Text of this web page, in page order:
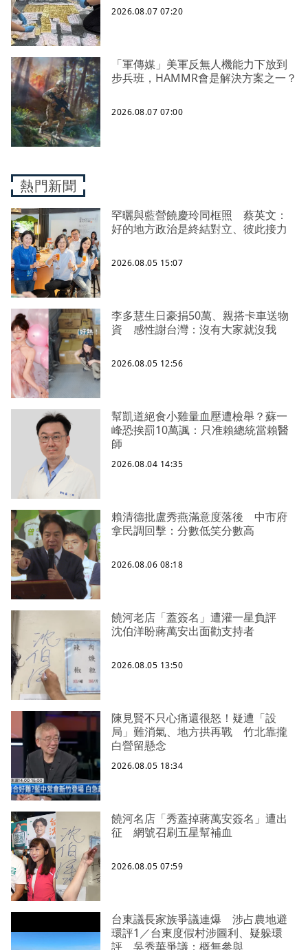
2026.08.07 07:20
「軍傳媒」美軍反無人機能力下放到
步兵班，HAMMR會是解決方案之一？
2026.08.07 07:00
熱門新聞
罕曬與藍營饒慶玲同框照 蔡英文：
好的地方政治是終結對立、彼此接力
2026.08.05 15:07
李多慧生日豪捐50萬、親搭卡車送物
資 感性謝台灣：沒有大家就沒我
2026.08.05 12:56
幫凱道絕食小雞量血壓遭檢舉？蘇一
峰恐挨罰10萬諷：只准賴總統當賴醫
師
2026.08.04 14:35
賴清德批盧秀燕滿意度落後 中市府
拿民調回擊：分數低笑分數高
2026.08.06 08:18
饒河老店「蓋簽名」遭灌一星負評
沈伯洋盼蔣萬安出面勸支持者
2026.08.05 13:50
陳見賢不只心痛還很怒！疑遭「設
局」難消氣、地方拱再戰 竹北靠攏
白營留懸念
2026.08.05 18:34
饒河名店「秀蓋掉蔣萬安簽名」遭出
征 網號召刷五星幫補血
2026.08.05 07:59
台東議長家族爭議連爆 涉占農地避
環評1／台東度假村涉圖利、疑躲環
評 吳秀華爭議：概無參與